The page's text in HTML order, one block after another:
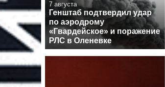
7 августа
Генштаб подтвердил удар
по аэродрому
«Гвардейское» и поражение
РЛС в Оленевке